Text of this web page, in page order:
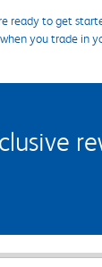
ready to get
you trade in